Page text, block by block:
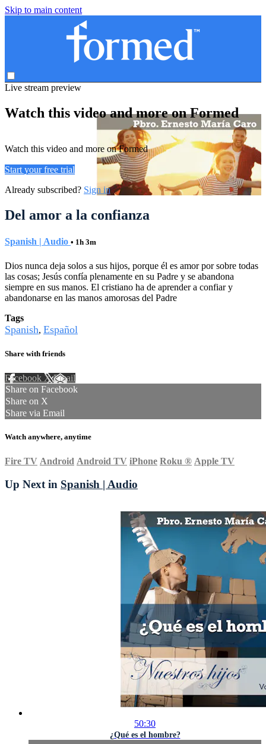
Skip to main content
Live stream preview
Watch this video and more on Formed
Watch this video and more on Formed
Start your free trial
Already subscribed? Sign in
Del amor a la confianza
Spanish | Audio • 1h 3m
Dios nunca deja solos a sus hijos, porque él es amor por sobre todas
las cosas; Jesús confía plenamente en su Padre y se abandona
siempre en sus manos. El cristiano ha de aprender a confiar y
abandonarse en las manos amorosas del Padre
Tags
Spanish, Español
Share with friends
Facebook XEmail
Share on Facebook
Share on X
Share via Email
Watch anywhere, anytime
Fire TV Android Android TV iPhone Roku ® Apple TV
Up Next in Spanish | Audio
50:30
¿Qué es el hombre?